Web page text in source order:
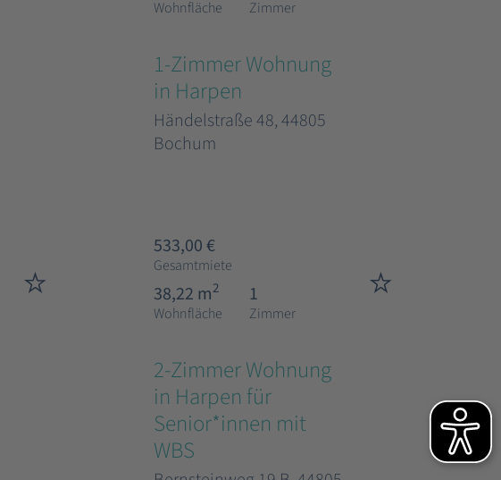
Wohnfläche Zimmer
1-Zimmer Wohnung
in Harpen
Händelstraße 48, 44805
Bochum
533,00 €
Gesamtmiete
38,22 m2
Wohnfläche
1
Zimmer
2-Zimmer Wohnung
in Harpen für
Senior*innen mit
WBS